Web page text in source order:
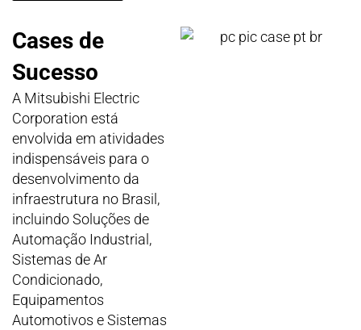
Cases de
Sucesso
A Mitsubishi Electric
Corporation está
envolvida em atividades
indispensáveis para o
desenvolvimento da
infraestrutura no Brasil,
incluindo Soluções de
Automação Industrial,
Sistemas de Ar
Condicionado,
Equipamentos
Automotivos e Sistemas